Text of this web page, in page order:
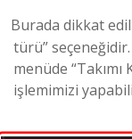
Burada dikkat
türü”
menüde “Takımı
işlemimizi